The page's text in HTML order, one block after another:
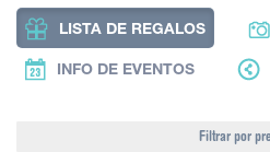
LISTA DE REGALOS
INFO DE EVENTOS
Filtrar por